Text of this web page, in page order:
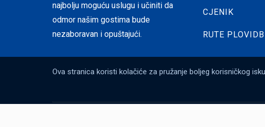
najbolju moguću uslugu i učiniti da
odmor našim gostima bude
nezaboravan i opuštajući.
CJENIK
RUTE
Ova stranica koristi kolačiće za pružanje boljeg korisničkog